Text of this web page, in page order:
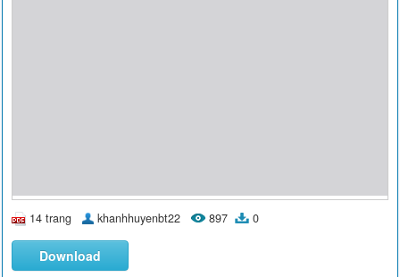
14 trang khanhhuyenbt22 897 0
Download